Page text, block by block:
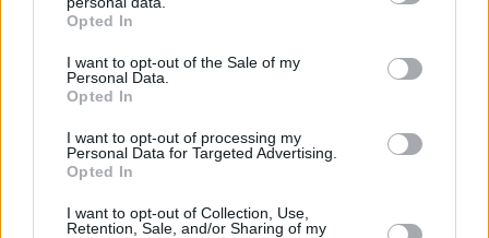
grant or deny consent to Google and its third-party tags to
use your data for below specified purposes in below Google
consent section.
Opted In
I want to opt-out of the Sale of my
Personal Data.
Opted In
I want to opt-out of processing my
Personal Data for Targeted Advertising.
Opted In
I want to opt-out of Collection, Use,
Retention, Sale, and/or Sharing of my
"ιστορικός"; Ρε θα μας τρελάνετε; Επίσης, όσον
να λογο-θεραπεύουν ο ένας τον άλλον, αφού αν
πετάξω πέτρα από το μπαλκόνι μου είναι πιο πιθανό
ΑΠΑΝΤΗΣΗ
ΠΡΟΣΘΗΚΗ ΣΧΟΛΙΟΥ